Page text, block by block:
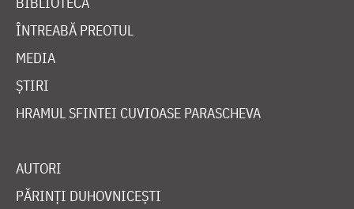
ÎNTREABĂ PREOTUL
MEDIA
ȘTIRI
HRAMUL SFINTEI CUVIOASE PARASCHEVA
AUTORI
PĂRINȚI DUHOVNICEȘTI